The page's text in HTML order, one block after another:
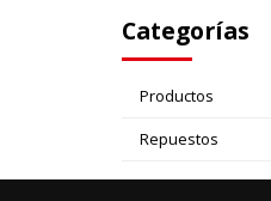
Categorías
Productos
Repuestos